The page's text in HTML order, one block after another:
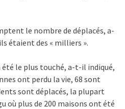
le nombre de déplacés, a-
étaient des « milliers ».
été le plus touché, a-t-il indiqué,
ont perdu la vie, 68 sont
sont déplacés, la plupart
où plus de 200 maisons ont été